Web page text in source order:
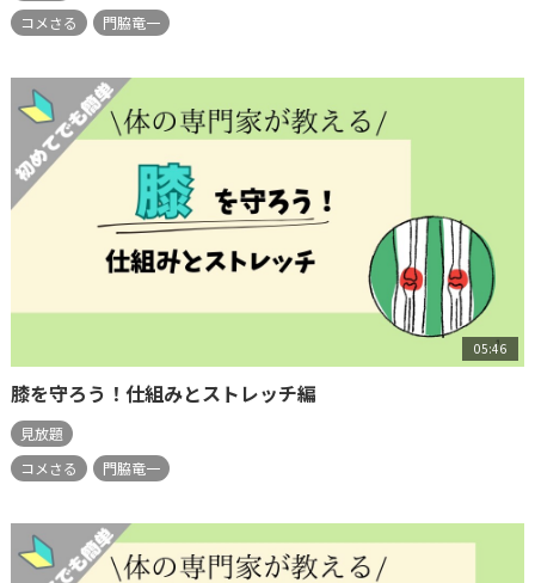
コメさる
門脇竜一
05:46
膝を守ろう！仕組みとストレッチ編
見放題
コメさる
門脇竜一